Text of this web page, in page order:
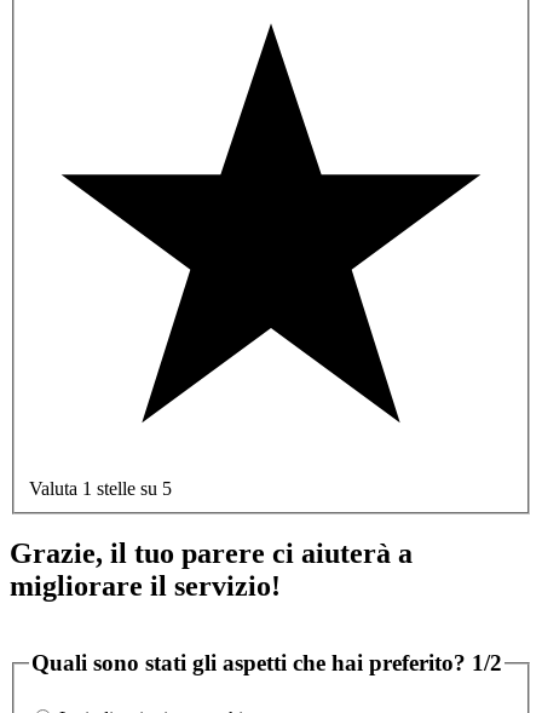
Valuta 1 stelle su 5
Grazie, il tuo parere ci aiuterà a
migliorare il servizio!
Quali sono stati gli aspetti che hai preferito? 1/2